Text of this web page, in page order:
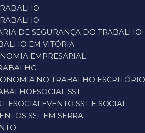
DE SEGURANÇA DO TRABALHO
EM VITÓRIA
EMPRESARIAL
NO TRABALHO ESCRITÓRIO
ESOCIAL SST
ESOCIAL EVENTO SST E SOCIAL
SST EM SERRA